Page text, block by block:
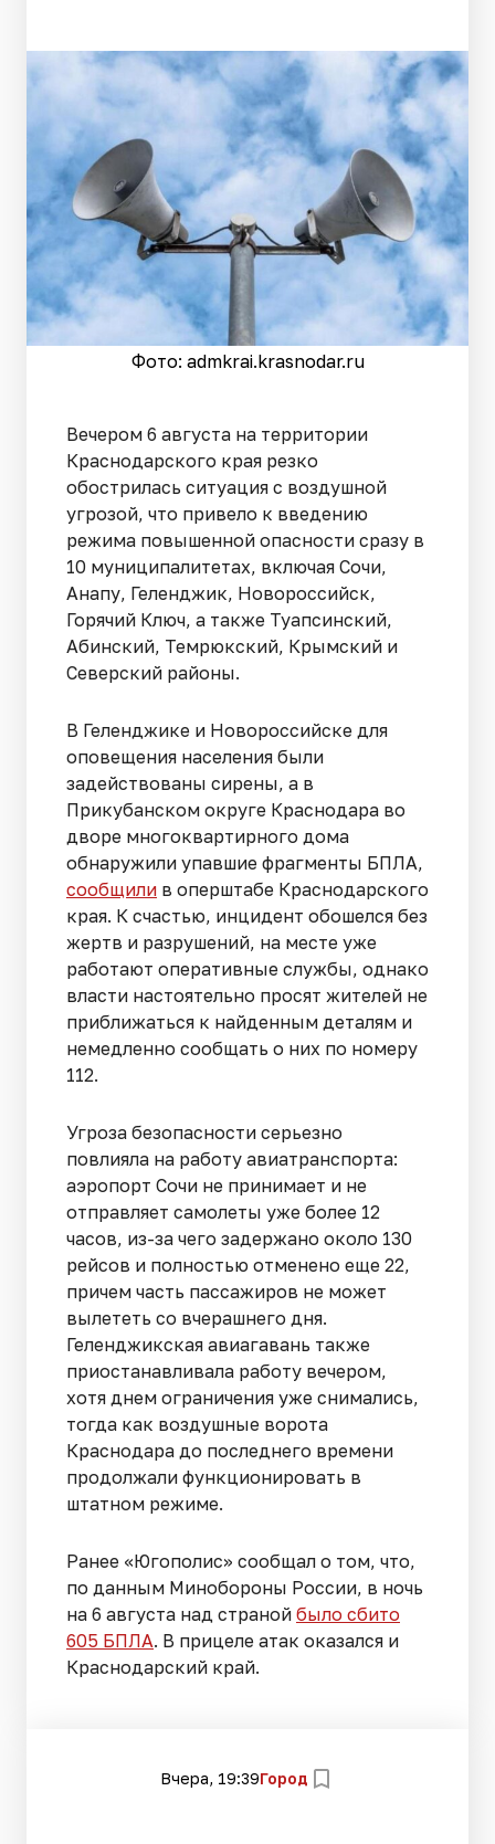
Фото: admkrai.krasnodar.ru
Вечером 6 августа на территории
Краснодарского края резко
обострилась ситуация с воздушной
угрозой, что привело к введению
режима повышенной опасности сразу в
10 муниципалитетах, включая Сочи,
Анапу, Геленджик, Новороссийск,
Горячий Ключ, а также Туапсинский,
Абинский, Темрюкский, Крымский и
Северский районы.
В Геленджике и Новороссийске для
оповещения населения были
задействованы сирены, а в
Прикубанском округе Краснодара во
дворе многоквартирного дома
обнаружили упавшие фрагменты БПЛА,
сообщили в оперштабе Краснодарского
края. К счастью, инцидент обошелся без
жертв и разрушений, на месте уже
работают оперативные службы, однако
власти настоятельно просят жителей не
приближаться к найденным деталям и
немедленно сообщать о них по номеру
112.
Угроза безопасности серьезно
повлияла на работу авиатранспорта:
аэропорт Сочи не принимает и не
отправляет самолеты уже более 12
часов, из-за чего задержано около 130
рейсов и полностью отменено еще 22,
причем часть пассажиров не может
вылететь со вчерашнего дня.
Геленджикская авиагавань также
приостанавливала работу вечером,
хотя днем ограничения уже снимались,
тогда как воздушные ворота
Краснодара до последнего времени
продолжали функционировать в
штатном режиме.
Ранее «Югополис» сообщал о том, что,
по данным Минобороны России, в ночь
на 6 августа над страной было сбито
605 БПЛА. В прицеле атак оказался и
Краснодарский край.
Вчера, 19:39Город